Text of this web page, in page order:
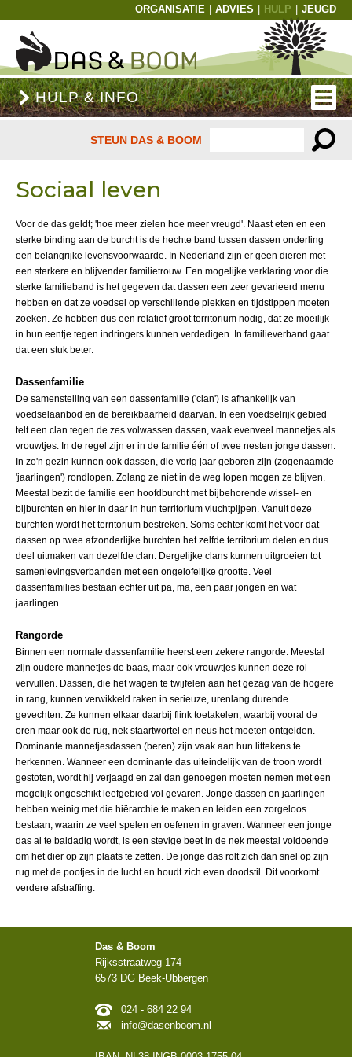
HULP & INFO
STEUN DAS & BOOM
Sociaal leven
Voor de das geldt; 'hoe meer zielen hoe meer vreugd'. Naast eten en een
sterke binding aan de burcht is de hechte band tussen dassen onderling
een belangrijke levensvoorwaarde. In Nederland zijn er geen dieren met
een sterkere en blijvender familietrouw. Een mogelijke verklaring voor die
sterke familieband is het gegeven dat dassen een zeer gevarieerd menu
hebben en dat ze voedsel op verschillende plekken en tijdstippen moeten
zoeken. Ze hebben dus een relatief groot territorium nodig, dat ze moeilijk
in hun eentje tegen indringers kunnen verdedigen. In familieverband gaat
dat een stuk beter.
Dassenfamilie
De samenstelling van een dassenfamilie ('clan') is afhankelijk van
voedselaanbod en de bereikbaarheid daarvan. In een voedselrijk gebied
telt een clan tegen de zes volwassen dassen, vaak evenveel mannetjes als
vrouwtjes. In de regel zijn er in de familie één of twee nesten jonge dassen.
In zo'n gezin kunnen ook dassen, die vorig jaar geboren zijn (zogenaamde
'jaarlingen') rondlopen. Zolang ze niet in de weg lopen mogen ze blijven.
Meestal bezit de familie een hoofdburcht met bijbehorende wissel- en
bijburchten en hier in daar in hun territorium vluchtpijpen. Vanuit deze
burchten wordt het territorium bestreken. Soms echter komt het voor dat
dassen op twee afzonderlijke burchten het zelfde territorium delen en dus
deel uitmaken van dezelfde clan. Dergelijke clans kunnen uitgroeien tot
samenlevingsverbanden met een ongelofelijke grootte. Veel
dassenfamilies bestaan echter uit pa, ma, een paar jongen en wat
jaarlingen.
Rangorde
Binnen een normale dassenfamilie heerst een zekere rangorde. Meestal
zijn oudere mannetjes de baas, maar ook vrouwtjes kunnen deze rol
vervullen. Dassen, die het wagen te twijfelen aan het gezag van de hogere
in rang, kunnen verwikkeld raken in serieuze, urenlang durende
gevechten. Ze kunnen elkaar daarbij flink toetakelen, waarbij vooral de
oren maar ook de rug, nek staartwortel en neus het moeten ontgelden.
Dominante mannetjesdassen (beren) zijn vaak aan hun littekens te
herkennen. Wanneer een dominante das uiteindelijk van de troon wordt
gestoten, wordt hij verjaagd en zal dan genoegen moeten nemen met een
mogelijk ongeschikt leefgebied vol gevaren. Jonge dassen en jaarlingen
hebben weinig met die hiërarchie te maken en leiden een zorgeloos
bestaan, waarin ze veel spelen en oefenen in graven. Wanneer een jonge
das al te baldadig wordt, is een stevige beet in de nek meestal voldoende
om het dier op zijn plaats te zetten. De jonge das rolt zich dan snel op zijn
rug met de pootjes in de lucht en houdt zich even doodstil. Dit voorkomt
verdere afstraffing.
Das & Boom
Rijksstraatweg 174
6573 DG Beek-Ubbergen
024 - 684 22 94
info@dasenboom.nl
ORGANISATIE ADVIES HULP JEUGD